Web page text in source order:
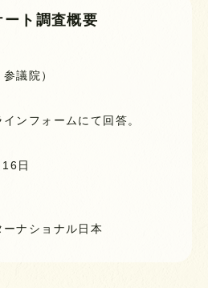
ート調査概要
議院）
ンフォームにて回答。
日
ナショナル日本